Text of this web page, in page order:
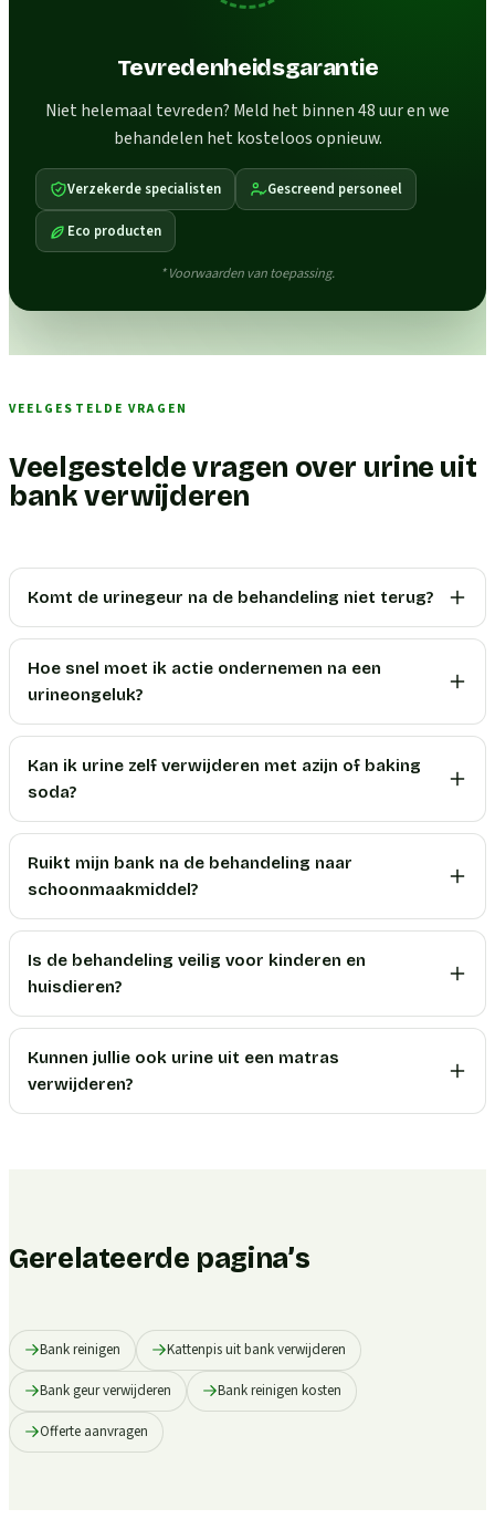
Tevredenheidsgarantie
Niet helemaal tevreden? Meld het binnen 48 uur en we
behandelen het kosteloos opnieuw.
Verzekerde specialisten Gescreend personeel
Eco producten
* Voorwaarden van toepassing.
VEELGESTELDE VRAGEN
Veelgestelde vragen over urine uit
bank verwijderen
Komt de urinegeur na de behandeling niet terug?
Hoe snel moet ik actie ondernemen na een
urineongeluk?
Kan ik urine zelf verwijderen met azijn of baking
soda?
Ruikt mijn bank na de behandeling naar
schoonmaakmiddel?
Is de behandeling veilig voor kinderen en
huisdieren?
Kunnen jullie ook urine uit een matras
verwijderen?
Gerelateerde pagina’s
Bank reinigen Kattenpis uit bank verwijderen
Bank geur verwijderen Bank reinigen kosten
Offerte aanvragen